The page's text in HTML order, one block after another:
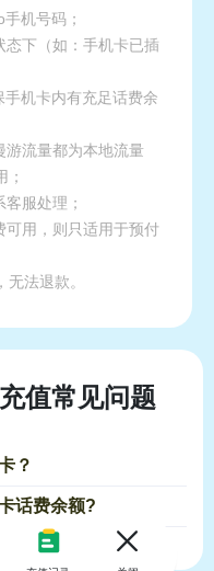
机号码；
下（如：手机卡已插
机卡内有充足话费余
游流量都为本地流量
服处理；
可用，则只适用于预付
法退款。
值常见问题
？
话费余额?